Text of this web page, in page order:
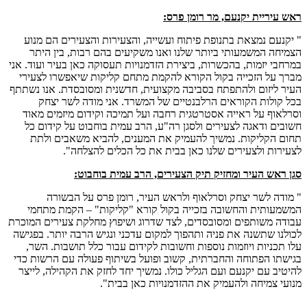
ראש עיריית יקנעם, מר רומן פרס:
" יקנעם נמצאת בתנופת פיתוח ועשייה, והצעירות והצעירים הם מנוע
הצמיחה המשמעותי ביותר שלנו ואנו משקיעים בהם רבות, בין היתר
במרחבי יזמות, בהכשרות, ביצירת הזדמנויות תעסוקה כאן בעיר ועוד. אני
מברך על הזכייה בקול הקורא להקמת מתחם קליקות שיאפשרו לצעירי
העיר ליזום ולהתפתח בסביבה מקצועית, חדשנית ומסובסדת. אנו נשתתף
בכל קולות הקוראים הרלבנטיים של המשרד. אני מודה לשר יצחק
וסרלאוף על ראייה אסטרטגית רחבה ועל תמיכה וקידום מיזמים מאוד
חשובים ודאגה לצעירים ולסגן רה"ע, הרב עמית בוחבוט על קידום כל
תחום הקליקות. נמשיך להעמיק את המענים, להביא משאבים ולתת
לצעירות ולצעירים שלנו כאן בבית את כל הכלים להצלחה".
סגן ראש העיר ומחזיק תיק הצעירים, הרב עמית בוחבוט:
" מודה לשר יצחק וסרלאוף ולראש העיר, רומן פרס על הבשורה
המשמעותית והחשובה בזכייה בקול קורא "קליקות" – הקמת מתחמי
עבודה משותפים ומסובסדים, לצד שדרוג ושיפוץ מחלקת צעירים המוכרת
לכולנו שתשנה את פניה ותהפוך למקום עדכני ונגיש הרבה יותר. בפגישה
עלו תכניות ויוזמות נוספות וחשובות לקידום עבור כלל תושבות. השר,
בגישתו הפתוחה והחברתית, קשוב ופועל בשיתוף פעולה עם הרשות כדי
להיטיב עם יקנעם ועם הגליל כולו. נמשיך יחד לחזק את הקהילה, לייצר
מנועי צמיחה ולהעמיק את ההזדמנויות כאן בבית".